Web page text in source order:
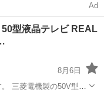
Ad
50型液晶テレビ REAL
8月6日
三菱電機製の50V型フ